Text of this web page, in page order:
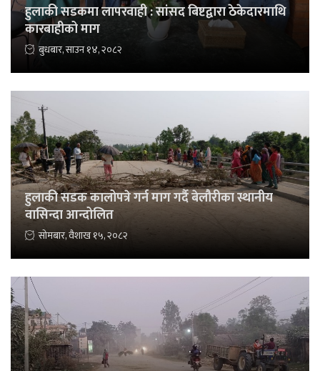
हुलाकी सडकमा लापरवाही : सांसद बिष्टद्वारा ठेकेदारमाथि
कारबाहीको माग
बुधबार, साउन १४, २०८२
हुलाकी सडक कालोपत्रे गर्न माग गर्दै बेलौरीका स्थानीय
वासिन्दा आन्दोलित
सोमबार, वैशाख १५, २०८२